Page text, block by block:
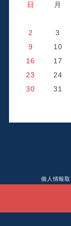
日 月
2
3
9
10
16
17
23
24
30
31
個人情報